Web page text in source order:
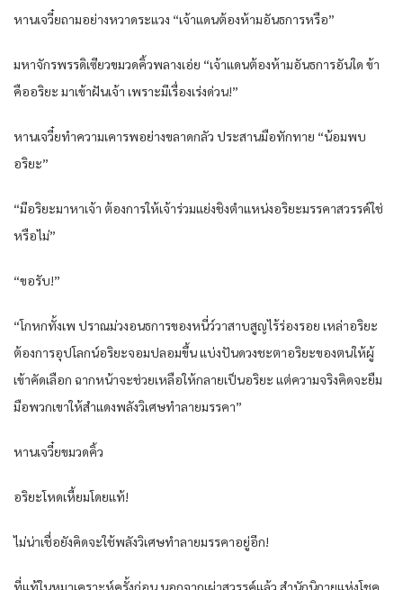
หานเจวี๋ยถามอย่างหวาดระแวง “เจ้าแดนต้องห้ามอันธการหรือ”
มหาจักรพรรดิเซียวขมวดคิ้วพลางเอ่ย “เจ้าแดนต้องห้ามอันธการอันใด ข้า
คืออริยะ มาเข้าฝันเจ้า เพราะมีเรื่องเร่งด่วน!”
หานเจวี๋ยทำความเคารพอย่างขลาดกลัว ประสานมือทักทาย “น้อมพบ
อริยะ”
“มีอริยะมาหาเจ้า ต้องการให้เจ้าร่วมแย่งชิงตำแหน่งอริยะมรรคาสวรรค์ใช่
หรือไม่”
“ขอรับ!”
“โกหกทั้งเพ ปราณม่วงอนธการของหนี่ว์วาสาบสูญไร้ร่องรอย เหล่าอริยะ
ต้องการอุปโลกน์อริยะจอมปลอมขึ้น แบ่งปันดวงชะตาอริยะของตนให้ผู้
เข้าคัดเลือก ฉากหน้าจะช่วยเหลือให้กลายเป็นอริยะ แต่ความจริงคิดจะยืม
มือพวกเขาให้สำแดงพลังวิเศษทำลายมรรคา”
หานเจวี๋ยขมวดคิ้ว
อริยะโหดเหี้ยมโดยแท้!
ไม่น่าเชื่อยังคิดจะใช้พลังวิเศษทำลายมรรคาอยู่อีก!
ที่แท้ในหมาเคราะห์ครั้งก่อน นอกจากเผ่าสวรรค์แล้ว สำนักนิกายแห่งโชค